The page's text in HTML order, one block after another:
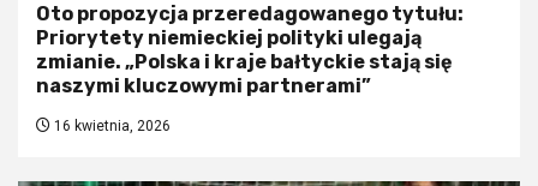
Oto propozycja przeredagowanego tytułu:
Priorytety niemieckiej polityki ulegają
zmianie. „Polska i kraje bałtyckie stają się
naszymi kluczowymi partnerami”
16 kwietnia, 2026